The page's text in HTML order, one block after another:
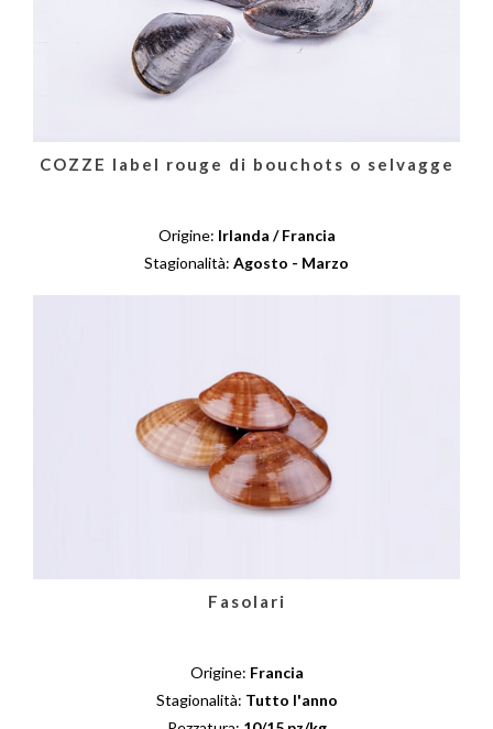
COZZE label rouge di bouchots o selvagge
Origine: Irlanda / Francia
Stagionalità: Agosto - Marzo
Fasolari
Origine: Francia
Stagionalità: Tutto l'anno